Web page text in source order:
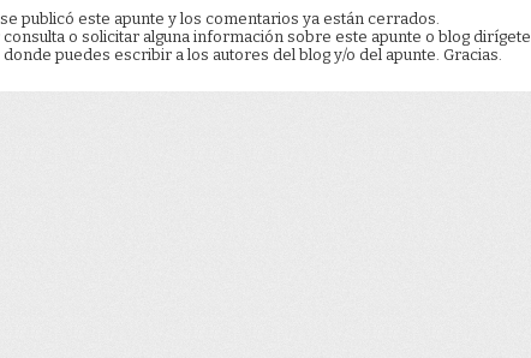
publicó este apunte y los comentarios ya están cerrados.
o solicitar alguna información sobre este apunte o blog dirígete
donde puedes escribir a los autores del blog y/o del apunte. Gracias.